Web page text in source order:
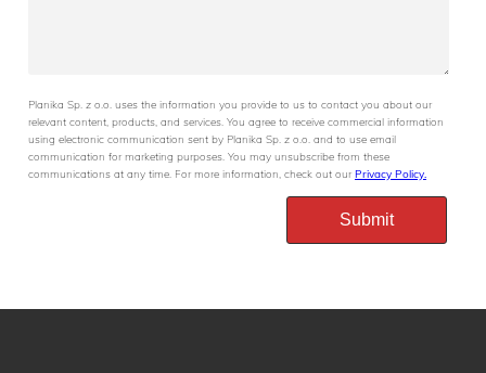
Planika Sp. z o.o. uses the information you provide to us to contact you about our
relevant content, products, and services. You agree to receive commercial information
using electronic communication sent by Planika Sp. z o.o. and to use email
communication for marketing purposes. You may unsubscribe from these
communications at any time. For more information, check out our Privacy Policy.